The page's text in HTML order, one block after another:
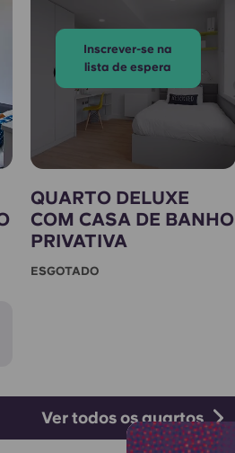
Inscrever-se na
lista de espera
QUARTO DELUXE
COM CASA DE BANHO
PRIVATIVA
ESGOTADO
Ver todos os quartos